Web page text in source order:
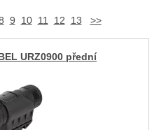
9 10 11 12 13 >>
URZ0900 přední